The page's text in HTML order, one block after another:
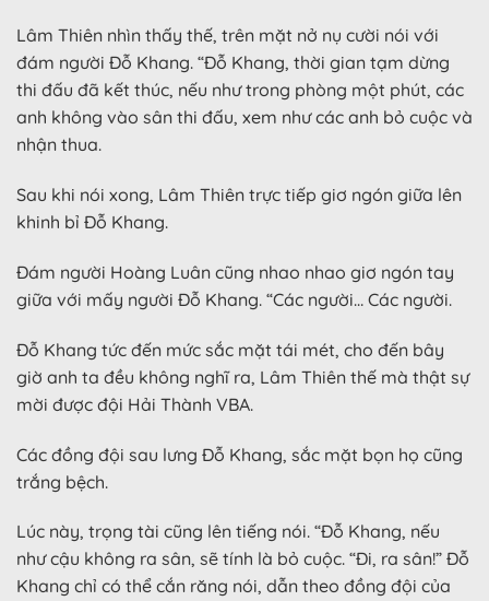
Lâm Thiên nhìn thấy thế, trên mặt nở nụ cười nói với
đám người Đỗ Khang. “Đỗ Khang, thời gian tạm dừng
thi đấu đã kết thúc, nếu như trong phòng một phút, các
anh không vào sân thi đấu, xem như các anh bỏ cuộc và
nhận thua.
Sau khi nói xong, Lâm Thiên trực tiếp giơ ngón giữa lên
khinh bỉ Đỗ Khang.
Đám người Hoàng Luân cũng nhao nhao giơ ngón tay
giữa với mấy người Đỗ Khang. “Các người… Các người.
Đỗ Khang tức đến mức sắc mặt tái mét, cho đến bây
giờ anh ta đều không nghĩ ra, Lâm Thiên thế mà thật sự
mời được đội Hải Thành VBA.
Các đồng đội sau lưng Đỗ Khang, sắc mặt bọn họ cũng
trắng bệch.
Lúc này, trọng tài cũng lên tiếng nói. “Đỗ Khang, nếu
như cậu không ra sân, sẽ tính là bỏ cuộc. “Đi, ra sân!” Đỗ
Khang chỉ có thể cắn răng nói, dẫn theo đồng đội của